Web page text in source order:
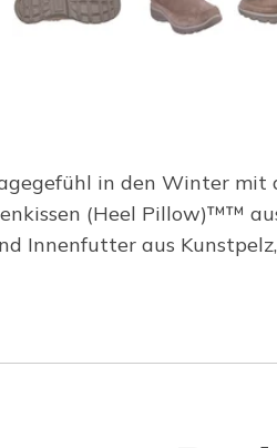
in den Winter mit
(Heel Pillow)™™
Innenfutter aus